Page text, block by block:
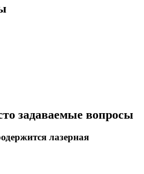
задаваемые вопросы
лазерная